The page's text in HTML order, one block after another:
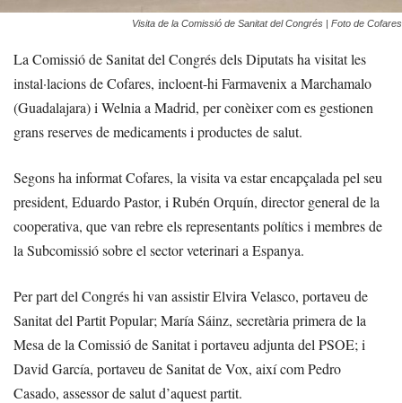
Visita de la Comissió de Sanitat del Congrés | Foto de Cofares
La Comissió de Sanitat del Congrés dels Diputats ha visitat les
instal·lacions de Cofares, incloent-hi Farmavenix a Marchamalo
(Guadalajara) i Welnia a Madrid, per conèixer com es gestionen
grans reserves de medicaments i productes de salut.
Segons ha informat Cofares, la visita va estar encapçalada pel seu
president, Eduardo Pastor, i Rubén Orquín, director general de la
cooperativa, que van rebre els representants polítics i membres de
la Subcomissió sobre el sector veterinari a Espanya.
Per part del Congrés hi van assistir Elvira Velasco, portaveu de
Sanitat del Partit Popular; María Sáinz, secretària primera de la
Mesa de la Comissió de Sanitat i portaveu adjunta del PSOE; i
David García, portaveu de Sanitat de Vox, així com Pedro
Casado, assessor de salut d’aquest partit.